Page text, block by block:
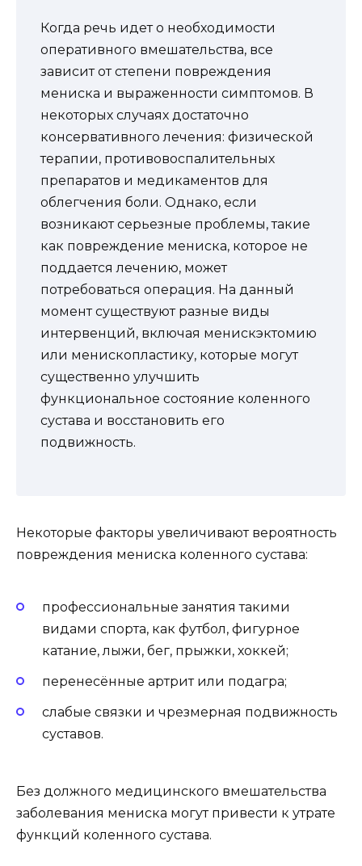
Когда речь идет о необходимости
оперативного вмешательства, все
зависит от степени повреждения
мениска и выраженности симптомов. В
некоторых случаях достаточно
консервативного лечения: физической
терапии, противовоспалительных
препаратов и медикаментов для
облегчения боли. Однако, если
возникают серьезные проблемы, такие
как повреждение мениска, которое не
поддается лечению, может
потребоваться операция. На данный
момент существуют разные виды
интервенций, включая менискэктомию
или менископластику, которые могут
существенно улучшить
функциональное состояние коленного
сустава и восстановить его
подвижность.
Некоторые факторы увеличивают вероятность
повреждения мениска коленного сустава:
профессиональные занятия такими
видами спорта, как футбол, фигурное
катание, лыжи, бег, прыжки, хоккей;
перенесённые артрит или подагра;
слабые связки и чрезмерная подвижность
суставов.
Без должного медицинского вмешательства
заболевания мениска могут привести к утрате
функций коленного сустава.